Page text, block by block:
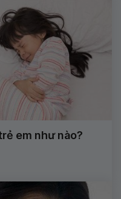
em như nào?